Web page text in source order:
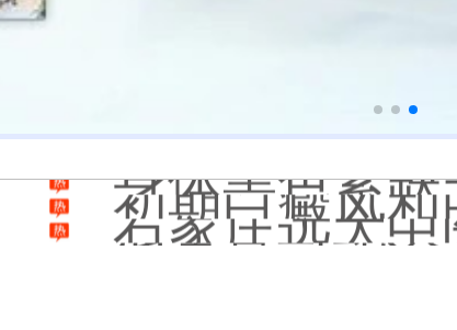
白癜风长期
伍德灯结果显
白癜风用芦可
身体黑色素
初期白癜风
石家庄远大中
他克莫司能
初期白癜风
白癜风早期